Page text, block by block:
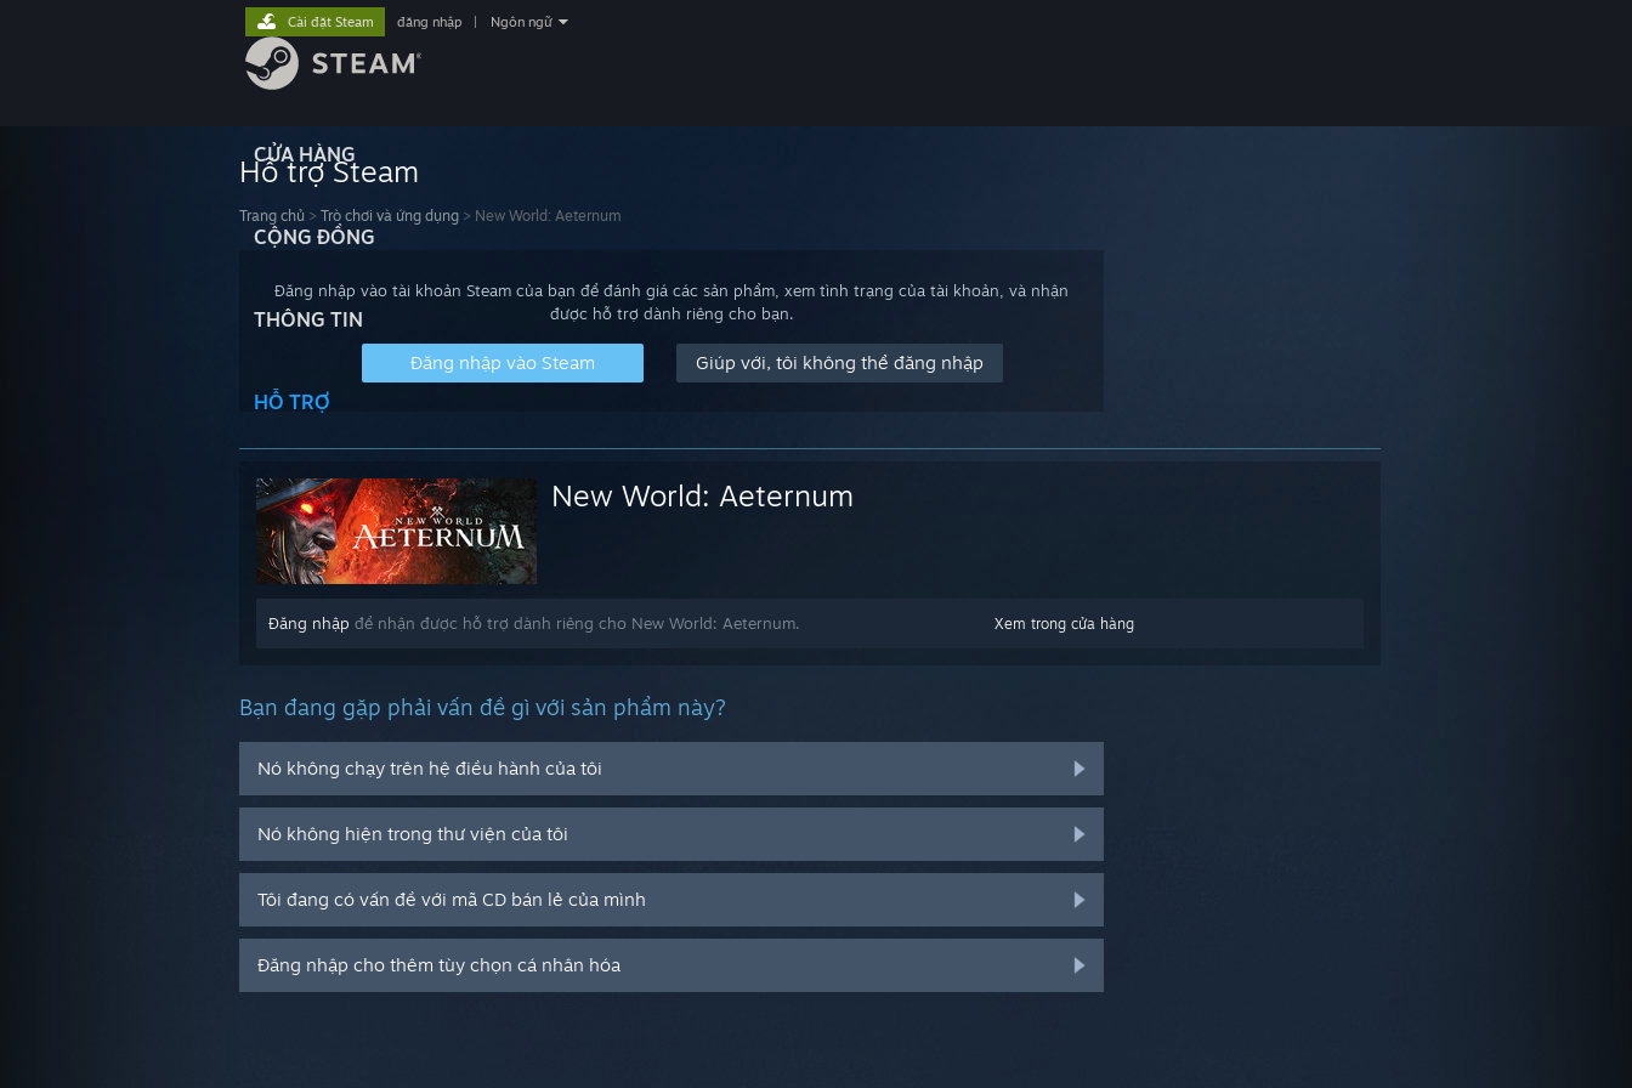
CỬA HÀNG
CỘNG ĐỒNG
THÔNG TIN
HỖ TRỢ
Cài đặt Steam đăng nhập Ngôn ngữ
Hỗ trợ Steam
Trang chủ > Trò chơi và ứng dụng > New World: Aeternum
Đăng nhập vào tài khoản Steam của bạn để đánh giá các sản phẩm, xem tình trạng của tài khoản, và nhận
được hỗ trợ dành riêng cho bạn.
Đăng nhập vào Steam Giúp với, tôi không thể đăng nhập
New World: Aeternum
Xem trong cửa hàng
Đăng nhập để nhận được hỗ trợ dành riêng cho New World: Aeternum.
Bạn đang gặp phải vấn đề gì với sản phẩm này?
Nó không chạy trên hệ điều hành của tôi
Nó không hiện trong thư viện của tôi
Tôi đang có vấn đề với mã CD bán lẻ của mình
Đăng nhập cho thêm tùy chọn cá nhân hóa